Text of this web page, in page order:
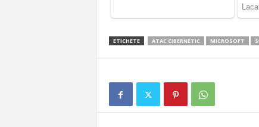
ETICHETE ATAC CIBERNETIC MICROSOFT